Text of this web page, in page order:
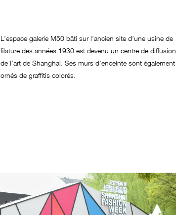
L’espace galerie M50 bâti sur l’ancien site d’une usine de
filature des années 1930 est devenu un centre de diffusion
de l’art de Shanghai. Ses murs d’enceinte sont également
ornés de graffitis colorés.